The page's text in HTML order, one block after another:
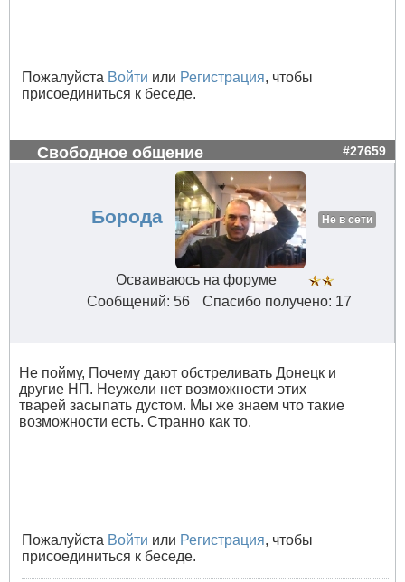
Пожалуйста Войти или Регистрация, чтобы
присоединиться к беседе.
Свободное общение #27659
Борода Не в сети
Осваиваюсь на форуме
Сообщений: 56
Спасибо получено: 17
Не пойму, Почему дают обстреливать Донецк и
другие НП. Неужели нет возможности этих
тварей засыпать дустом. Мы же знаем что такие
возможности есть. Странно как то.
Пожалуйста Войти или Регистрация, чтобы
присоединиться к беседе.